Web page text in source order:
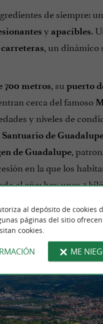
de siempre:
y apacibles.
, un
700 metros , su puerto
cerca del famoso
y niveles de
Santuario de
de Guadalupe ,
en la que los
el año; hay unos 3
al depósito de cookies
páginas del sitio ofrecen
cookies.
ME